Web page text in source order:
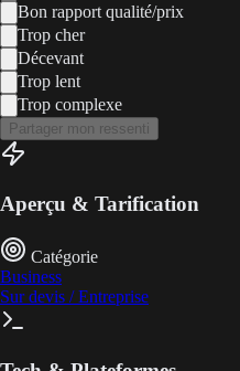
Bon rapport qualité/prix
Trop cher
Décevant
Trop lent
Trop complexe
Partager mon ressenti
Aperçu & Tarification
Catégorie
Business
Sur devis / Entreprise